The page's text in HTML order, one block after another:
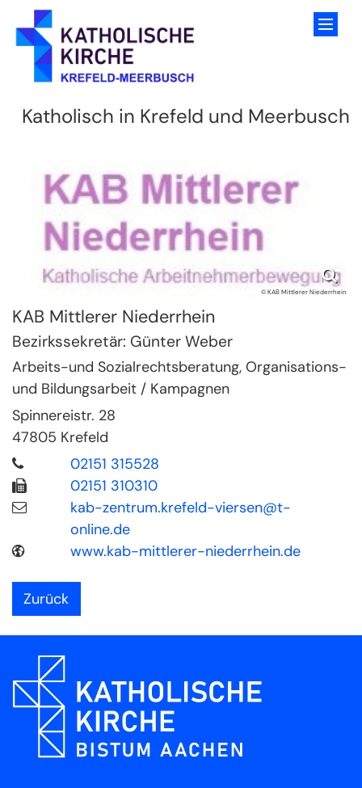
Zum Inhalt springen
Katholisch in Krefeld und Meerbusch
© KAB Mittlerer Niederrhein
KAB Mittlerer Niederrhein
Bezirkssekretär: Günter Weber
Arbeits-und Sozialrechtsberatung, Organisations-
und Bildungsarbeit / Kampagnen
Spinnereistr. 28
47805 Krefeld
02151 315528
02151 310310
kab-zentrum.krefeld-viersen@t-
online.de
www.kab-mittlerer-niederrhein.de
Zurück